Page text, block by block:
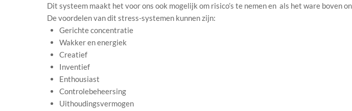
Dit systeem maakt het voor ons ook mogelijk om risico’s te nemen en als het ware boven
De voordelen van dit stress-systemen kunnen zijn:
Gerichte concentratie
Wakker en energiek
Creatief
Inventief
Enthousiast
Controlebeheersing
Uithoudingsvermogen